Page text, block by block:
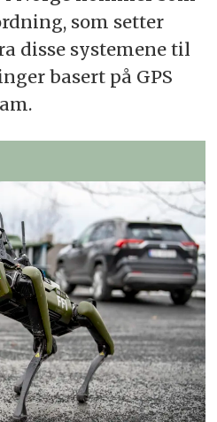
som setter
disse systemene til
basert på GPS